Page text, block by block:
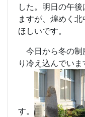
した。明日の午
ますが、煌めく
ほしいです。
今日から冬の制
り冷え込んでい
す。